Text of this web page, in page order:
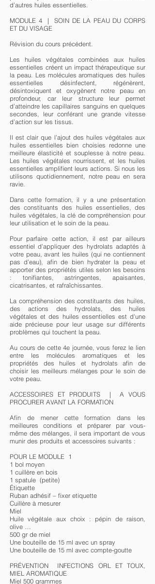
d’autres huiles essentielles.
MODULE 4 | SOIN DE LA PEAU DU CORPS
ET DU VISAGE
Révision du cours précédent.
Les huiles végétales combinées aux huiles
essentielles créent un impact thérapeutique sur
la peau. Les molécules aromatiques des huiles
essentielles désinfectent, régénèrent,
désintoxiquent et oxygènent notre peau en
profondeur, car leur structure leur permet
d’atteindre les capillaires sanguins en quelques
secondes, leur conférant une grande vitesse
d’action sur les tissus.
Il est clair que l’ajout des huiles végétales aux
huiles essentielles bien choisies redonne une
meilleure élasticité et souplesse à notre peau.
Les huiles végétales nourrissent, et les huiles
essentielles amplifient leurs actions. Si nous les
utilisons quotidiennement, notre peau en sera
ravie.
Dans cette formation, il y a une présentation
des constituants des huiles essentielles, des
huiles végétales, la clé de compréhension pour
leur utilisation et le soin de la peau.
Pour parfaire cette action, il est par ailleurs
essentiel d’appliquer des hydrolats adaptés à
votre peau, avant les huiles (qui ne contiennent
pas d’eau), afin de bien hydrater la peau et
apporter des propriétés utiles selon les besoins
: tonifiantes, astringentes, apaisantes,
cicatrisantes, et rafraîchissantes.
La compréhension des constituants des huiles,
des actions des hydrolats, des huiles
végétales et des huiles essentielles est d'une
aide précieuse pour leur usage sur différents
problèmes qui touchent la peau.
Au cours de cette 4e journée, vous ferez le lien
entre les molécules aromatiques et les
propriétés des huiles et hydrolats afin de
choisir les meilleurs mélanges pour le soin de
votre peau.
ACCESSOIRES ET PRODUITS | A VOUS
PROCURER AVANT LA FORMATION
Afin de mener cette formation dans les
meilleures conditions et préparer par vous-
même des mélanges, il sera important de vous
munir des produits et accessoires suivants :
POUR LE MODULE 1
1 bol moyen
1 cuillère en bois
1 spatule (petite)
Étiquette
Ruban adhésif – fixer etiquette
Cuillère à mesurer
Miel
Huile végétale aux choix : pépin de raison,
olive …
500 gr de miel
Une bouteille de 15 ml avec un spray
Une bouteille de 15 ml avec compte-goutte
PRÉVENTION INFECTIONS ORL ET TOUX,
MIEL AROMATIQUE
Miel 500 grammes